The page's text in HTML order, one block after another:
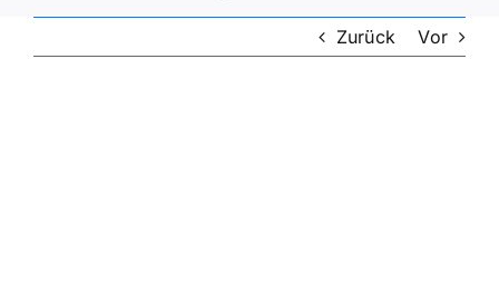
Zurück Vor